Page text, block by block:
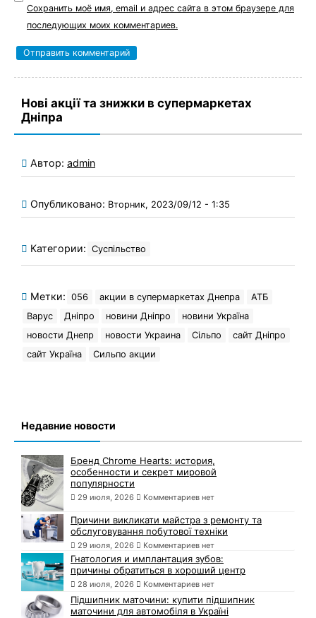
Сохранить моё имя, email и адрес сайта в этом браузере для
последующих моих комментариев.
Нові акції та знижки в супермаркетах
Дніпра
Автор: admin
Опубликовано: Вторник, 2023/09/12 - 1:35
Категории: Суспільство
Метки: 056 акции в супермаркетах Днепра
АТБ
Варус
Дніпро новини Дніпро
новини Україна
новости Днепр
новости Украина Сільпо
сайт Дніпро
сайт Україна
Сильпо акции
Недавние новости
Бренд Chrome Hearts: история,
особенности и секрет мировой
популярности
29 июля, 2026 Комментариев нет
Причини викликати майстра з ремонту та
обслуговування побутової техніки
29 июля, 2026 Комментариев нет
Гнатология и имплантация зубов:
причины обратиться в хороший центр
28 июля, 2026 Комментариев нет
Підшипник маточини: купити підшипник
маточини для автомобіля в Україні